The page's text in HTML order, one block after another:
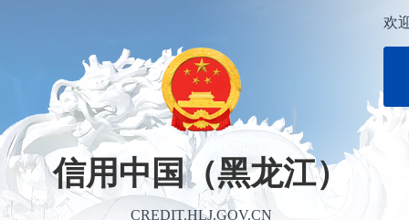
信用中国（黑龙江）
CREDIT.HLJ.GOV.CN
欢